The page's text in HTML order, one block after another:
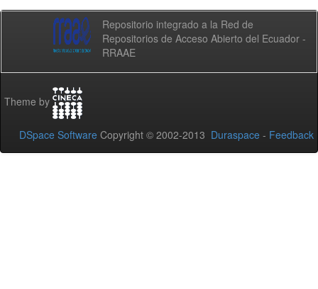
Repositorio integrado a la Red de
Repositorios de Acceso Abierto del Ecuador -
RRAAE
Theme by
DSpace Software Copyright © 2002-2013 Duraspace - Feedback